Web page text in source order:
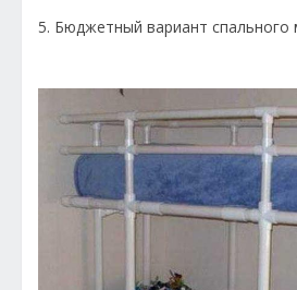
5. Бюджетный вариант спального